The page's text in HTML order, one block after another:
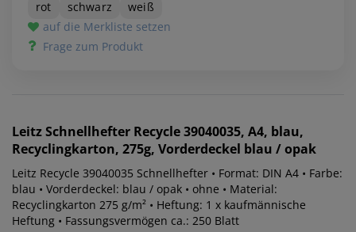
rot
schwarz
weiß
auf die Merkliste setzen
Frage zum Produkt
LeitzSchnellhefter Recycle 39040035, A4, blau,
Recyclingkarton, 275g, Vorderdeckel blau / opak
Leitz Recycle 39040035 Schnellhefter • Format: DIN A4 • Farbe:
blau • Vorderdeckel: blau / opak • ohne • Material:
Recyclingkarton 275 g/m² • Heftung: 1 x kaufmännische
Heftung • Fassungsvermögen ca.: 250 Blatt